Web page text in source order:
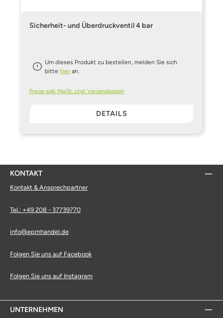
Sicherheit- und Überdruckventil 4 bar
Um dieses Produkt zu bestellen, melden Sie sich
bittehier an.
Preise exkl. MwSt. zzgl. Versandkosten
DETAILS
KONTAKT
Kontakt & Ansprechpartner
Tel.: +49 208 - 37739770
info@epmhandel.de
Folgen Sie uns auf Facebook
Folgen Sie uns auf Instagram
UNTERNEHMEN